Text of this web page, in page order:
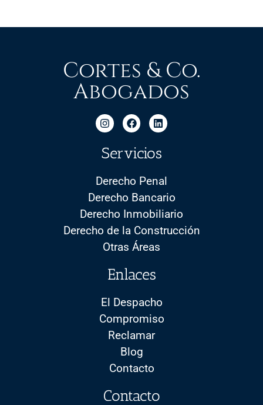
Cortes & Co.
Abogados
Servicios
Derecho Penal
Derecho Bancario
Derecho Inmobiliario
Derecho de la Construcción
Otras Áreas
Enlaces
El Despacho
Compromiso
Reclamar
Blog
Contacto
Contacto